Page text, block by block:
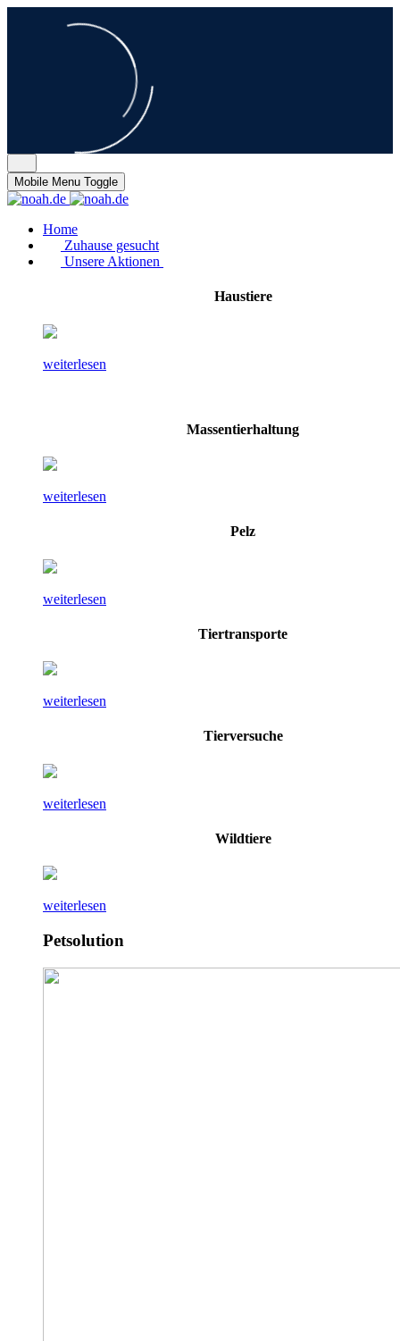
Mobile Menu Toggle
Home
Zuhause gesucht
Unsere Aktionen
Haustiere
weiterlesen
Massentierhaltung
weiterlesen
Pelz
weiterlesen
Tiertransporte
weiterlesen
Tierversuche
weiterlesen
Wildtiere
weiterlesen
Petsolution